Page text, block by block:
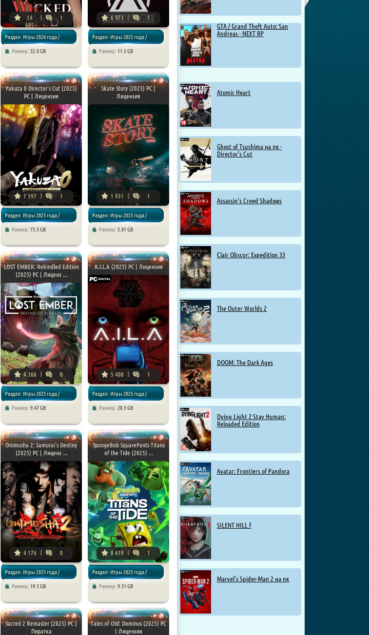
GTA / Grand Theft Auto: San
Andreas - NEXT RP
Atomic Heart
Ghost of Tsushima на пк -
Director's Cut
Assassin's Creed Shadows
Clair Obscur: Expedition 33
The Outer Worlds 2
DOOM: The Dark Ages
Dying Light 2 Stay Human:
Reloaded Edition
Avatar: Frontiers of Pandora
SILENT HILL f
Marvel’s Spider-Man 2 на пк
14
505
1
Раздел: Игры 2026 года /
Размер: 32.8 GB
6 973 1
Раздел: Игры 2025 года /
Размер: 11.5 GB
Yakuza 0 Director's Cut (2025)
PC | Лицензия
7 597 1
Раздел: Игры 2025 года /
Размер: 73.3 GB
Skate Story (2025) PC |
Лицензия
1 931 1
Раздел: Игры 2025 года /
Размер: 5.01 GB
LOST EMBER: Rekindled Edition
(2025) PC | Лиценз ...
4 366 0
Раздел: Игры 2025 года /
Размер: 9.47 GB
A.I.L.A (2025) PC | Лицензия
5 400 1
Раздел: Игры 2025 года /
Размер: 20.5 GB
Onimusha 2: Samurai's Destiny
(2025) PC | Лиценз ...
4 176 0
Раздел: Игры 2025 года /
Размер: 19.5 GB
SpongeBob SquarePants Titans
of the Tide (2025) ...
8 419 1
Раздел: Игры 2025 года /
Детские игры
Размер: 9.51 GB
Sacred 2 Remaster (2025) PC |
Пиратка
Tales of Old: Dominus (2025) PC
| Лицензия